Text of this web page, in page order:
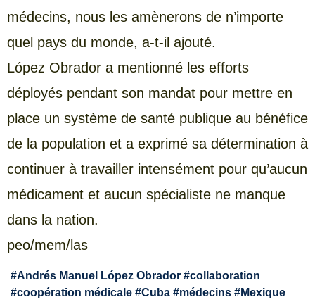
médecins, nous les amènerons de n’importe
quel pays du monde, a-t-il ajouté.
López Obrador a mentionné les efforts
déployés pendant son mandat pour mettre en
place un système de santé publique au bénéfice
de la population et a exprimé sa détermination à
continuer à travailler intensément pour qu’aucun
médicament et aucun spécialiste ne manque
dans la nation.
peo/mem/las
#Andrés Manuel López Obrador #collaboration
#coopération médicale #Cuba #médecins #Mexique